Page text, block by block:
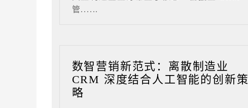
管......
数智营销新范式：离散制造业
CRM 深度结合人工智能的创新策
略